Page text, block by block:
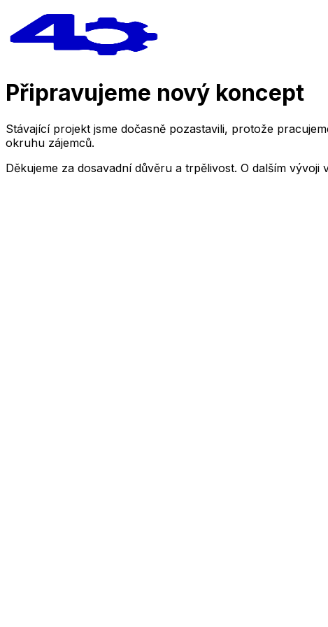
Připravujeme nový koncept
Stávající projekt jsme dočasně pozastavili, protože
okruhu zájemců.
Děkujeme za dosavadní důvěru a trpělivost. O dalším vývoji